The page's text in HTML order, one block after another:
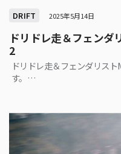
DRIFT 2025年5月14日
ドリドレ走＆フェンダ
2
ドリドレ走＆フェンダリス
す。…